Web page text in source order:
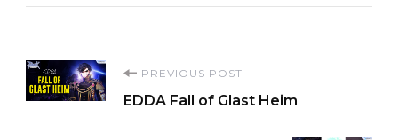
Post
PREVIOUS POST
EDDA Fall of Glast Heim